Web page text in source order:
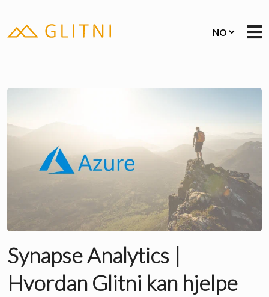
Synapse Analytics |
Hvordan Glitni kan hjelpe